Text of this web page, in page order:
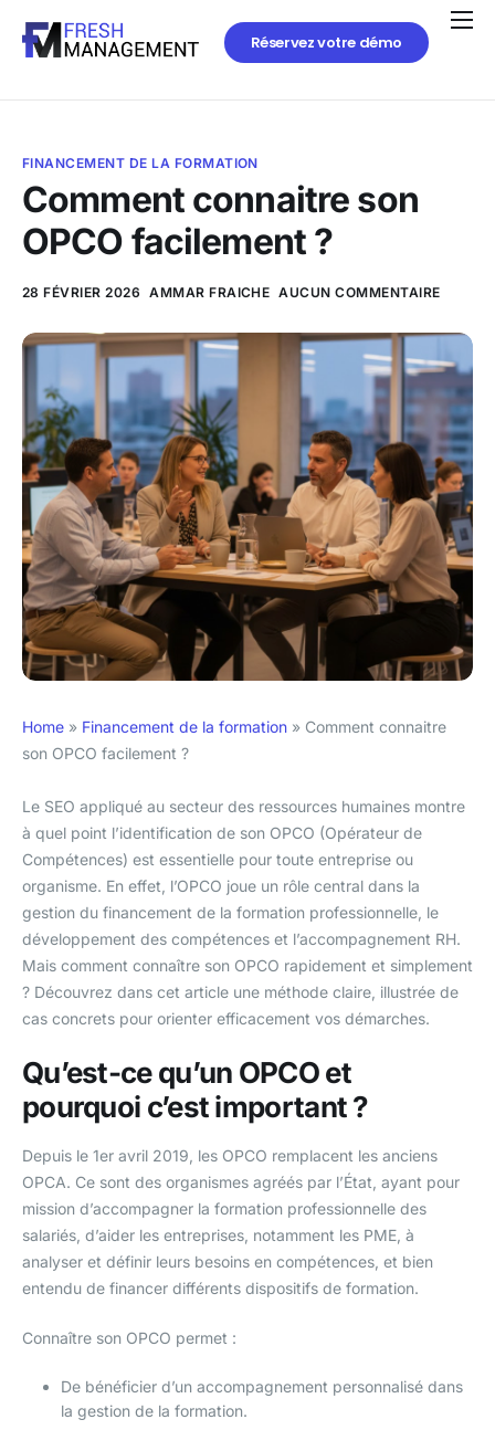
Réservez votre démo
FINANCEMENT DE LA FORMATION
Comment connaitre son
OPCO facilement ?
28 FÉVRIER 2026 AMMAR FRAICHE AUCUN COMMENTAIRE
Home » Financement de la formation » Comment connaitre
son OPCO facilement ?
Le SEO appliqué au secteur des ressources humaines montre
à quel point l’identification de son OPCO (Opérateur de
Compétences) est essentielle pour toute entreprise ou
organisme. En effet, l’OPCO joue un rôle central dans la
gestion du financement de la formation professionnelle, le
développement des compétences et l’accompagnement RH.
Mais comment connaître son OPCO rapidement et simplement
? Découvrez dans cet article une méthode claire, illustrée de
cas concrets pour orienter efficacement vos démarches.
Qu’est-ce qu’un OPCO et
pourquoi c’est important ?
Depuis le 1er avril 2019, les OPCO remplacent les anciens
OPCA. Ce sont des organismes agréés par l’État, ayant pour
mission d’accompagner la formation professionnelle des
salariés, d’aider les entreprises, notamment les PME, à
analyser et définir leurs besoins en compétences, et bien
entendu de financer différents dispositifs de formation.
Connaître son OPCO permet :
De bénéficier d’un accompagnement personnalisé dans
la gestion de la formation.